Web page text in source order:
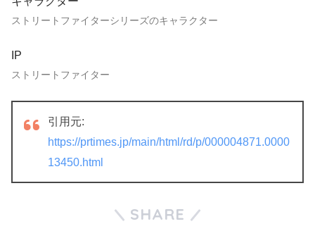
ストリートファイターシリーズのキャラクター
IP
ストリートファイター
引用元:
https://prtimes.jp/main/html/rd/p/000004871.0000
13450.html
SHARE